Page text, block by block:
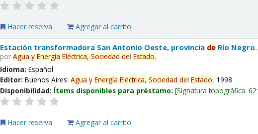
Hacer reserva Agregar al carrito
Estación transformadora San Antonio Oeste, provincia de Río Negro.
porAgua y Energía Eléctrica, Sociedad delEstado.
Idioma:Español
Editor:Buenos Aires:Agua y Energía Eléctrica, Sociedad delEstado, 1998
Disponibilidad: Ítems disponibles para préstamo: Signatura topográfica:
Hacer reserva Agregar al carrito